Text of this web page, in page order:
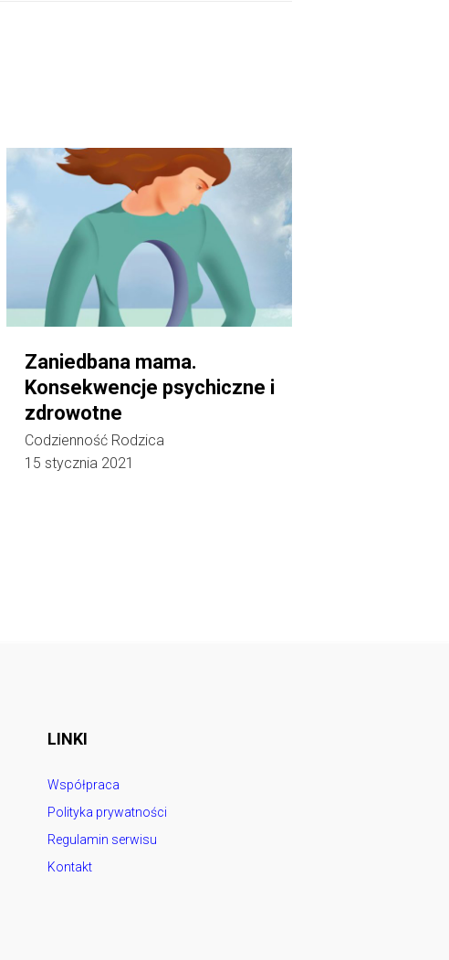
Zaniedbana mama.
Konsekwencje psychiczne i
zdrowotne
Codzienność Rodzica
15 stycznia 2021
LINKI
Współpraca
Polityka prywatności
Regulamin serwisu
Kontakt